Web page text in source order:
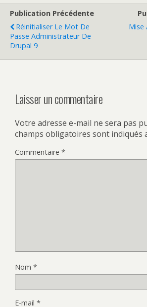
Publication Précédente
Réinitialiser Le Mot De
Passe Administrateur De
Drupal 9
Mise
Laisser un commentaire
Votre adresse e-mail ne sera pas
champs obligatoires sont indiqués
Commentaire *
Nom *
E-mail *